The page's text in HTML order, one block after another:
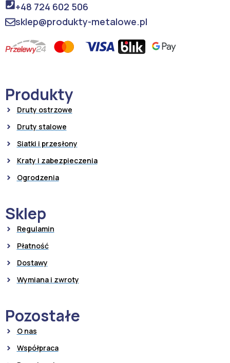
+48 724 602 506
sklep@produkty-metalowe.pl
Produkty
Druty ostrzowe
Druty stalowe
Siatki i przesłony
Kraty i zabezpieczenia
Ogrodzenia
Sklep
Regulamin
Płatność
Dostawy
Wymiana i zwroty
Pozostałe
O nas
Współpraca